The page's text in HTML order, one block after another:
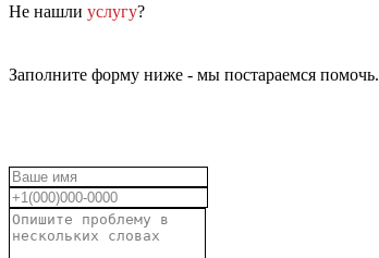
Не нашли услугу?
Заполните форму ниже - мы постараемся помочь.